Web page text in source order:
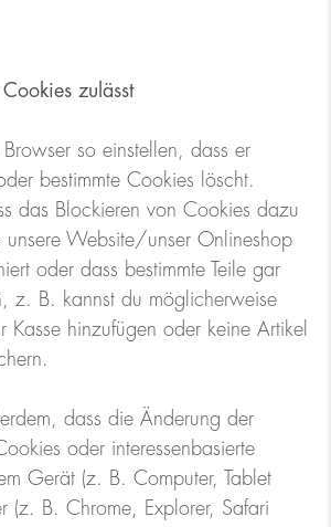
zulässt
Browser so einstellen, dass er
bestimmte Cookies löscht.
das Blockieren von Cookies dazu
unsere Website/unser Onlineshop
oder dass bestimmte Teile gar
z. B. kannst du möglicherweise
Kasse hinzufügen oder keine Artikel
dass die Änderung der
oder interessenbasierte
Gerät (z. B. Computer, Tablet
(z. B. Chrome, Explorer, Safari